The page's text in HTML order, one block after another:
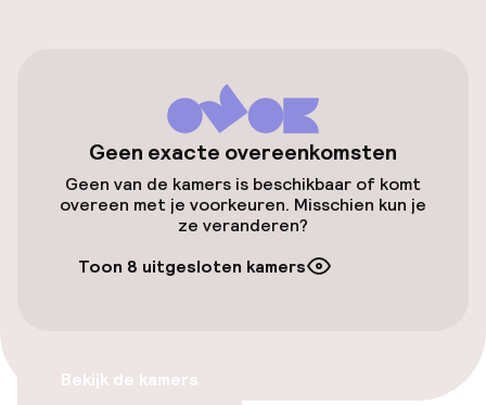
Toegankelijkheid
Lift
geoptimaliseerde kamers beschikbaar
Voor toegankelijkheid
Geen exacte overeenkomsten
Geen van de kamers is beschikbaar of komt
overeen met je voorkeuren. Misschien kun je
ze veranderen?
Toon 8 uitgesloten kamers
Bekijk de kamers